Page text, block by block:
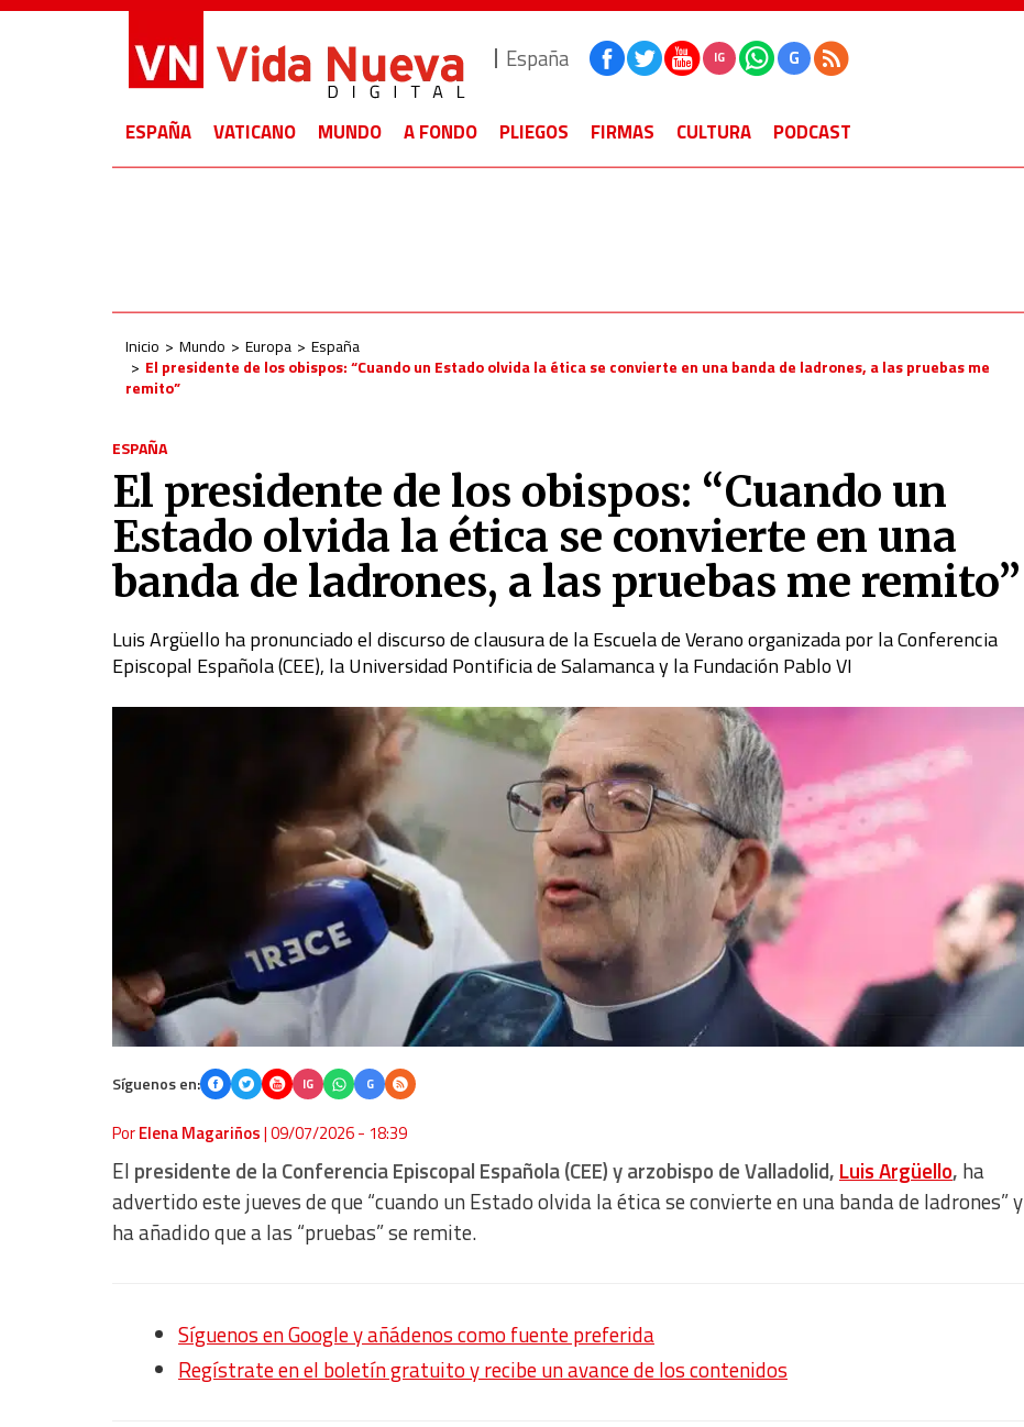
España IG G
ESPAÑA VATICANO MUNDO A FONDO PLIEGOS FIRMAS CULTURA PODCAST
Inicio Mundo Europa
España
El presidente de los obispos: “Cuando un Estado olvida la ética se convierte en una banda de ladrones, a las pruebas me
remito”
ESPAÑA
El presidente de los obispos: “Cuando un
Estado olvida la ética se convierte en una
banda de ladrones, a las pruebas me remito”
Luis Argüello ha pronunciado el discurso de clausura de la Escuela de Verano organizada por la Conferencia
Episcopal Española (CEE), la Universidad Pontificia de Salamanca y la Fundación Pablo VI
Síguenos en: IG G
PorElena Magariños|09/07/2026 - 18:39
El presidente de la Conferencia Episcopal Española (CEE) y arzobispo de Valladolid, Luis Argüello, ha
advertido este jueves de que “cuando un Estado olvida la ética se convierte en una banda de ladrones” y
ha añadido que a las “pruebas” se remite.
Síguenos en Google y añádenos como fuente preferida
Regístrate en el boletín gratuito y recibe un avance de los contenidos